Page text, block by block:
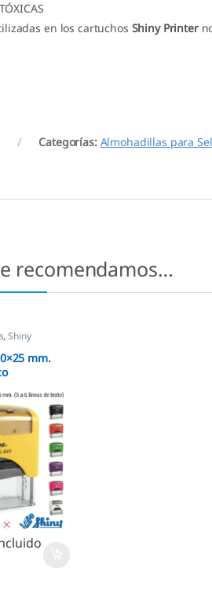
en los cartuchos Shiny Printer
Categorías: Almohadillas para
recomendamos…
,Shiny
mm.